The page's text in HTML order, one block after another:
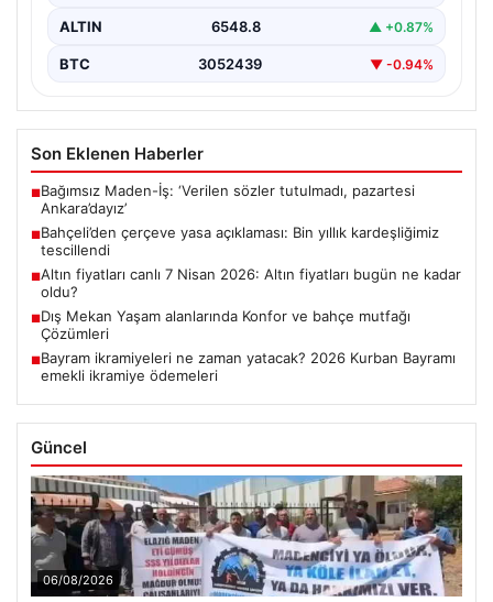
ALTIN 6548.8 ▲ +0.87%
BTC 3052439 ▼ -0.94%
Son Eklenen Haberler
■Bağımsız Maden-İş: ‘Verilen sözler tutulmadı, pazartesi
Ankara’dayız’
■Bahçeli’den çerçeve yasa açıklaması: Bin yıllık kardeşliğimiz
tescillendi
■Altın fiyatları canlı 7 Nisan 2026: Altın fiyatları bugün ne kadar
oldu?
■Dış Mekan Yaşam alanlarında Konfor ve bahçe mutfağı
Çözümleri
■Bayram ikramiyeleri ne zaman yatacak? 2026 Kurban Bayramı
emekli ikramiye ödemeleri
Güncel
06/08/2026